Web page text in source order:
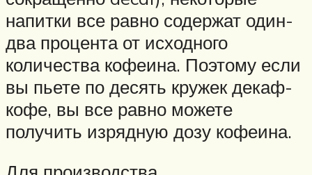
напитки все равно содержат один-
два процента от исходного
количества кофеина. Поэтому если
вы пьете по десять кружек декаф-
кофе, вы все равно можете
получить изрядную дозу кофеина.